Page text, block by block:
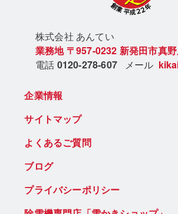
株式会社 あんてい
業務地 〒957-0232 新発田市真
電話 0120-278-607 メール
企業情報
サイトマップ
よくあるご質問
ブログ
プライバシーポリシー